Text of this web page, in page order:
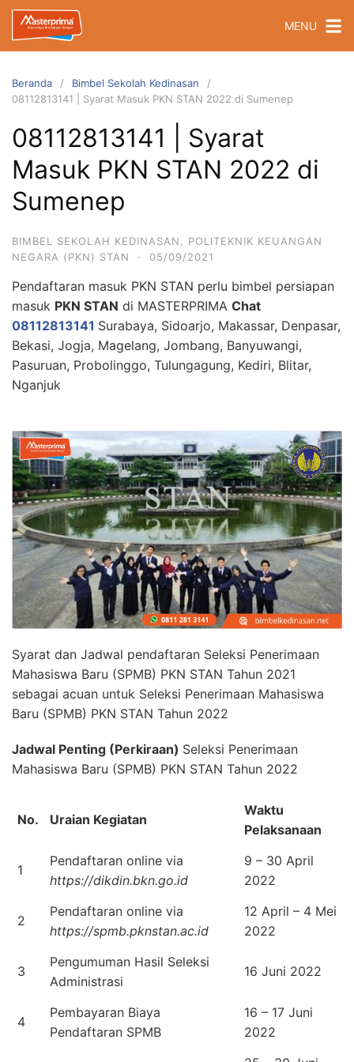
Langsung
konten
MENU
Beranda
Bimbel Sekolah Kedinasan
08112813141 | Syarat Masuk PKN STAN 2022 di Sumenep
08112813141 | Syarat
Masuk PKN STAN 2022 di
Sumenep
BIMBEL SEKOLAH KEDINASAN
POLITEKNIK KEUANGAN
NEGARA (PKN) STAN
· 05/09/2021
Pendaftaran masuk PKN STAN perlu bimbel persiapan
masuk PKN STAN di MASTERPRIMA Chat
08112813141 Surabaya, Sidoarjo, Makassar, Denpasar,
Bekasi, Jogja, Magelang, Jombang, Banyuwangi,
Pasuruan, Probolinggo, Tulungagung, Kediri, Blitar,
Nganjuk
Syarat dan Jadwal pendaftaran Seleksi Penerimaan
Mahasiswa Baru (SPMB) PKN STAN Tahun 2021
sebagai acuan untuk Seleksi Penerimaan Mahasiswa
Baru (SPMB) PKN STAN Tahun 2022
Jadwal Penting (Perkiraan) Seleksi Penerimaan
Mahasiswa Baru (SPMB) PKN STAN Tahun 2022
No. Uraian Kegiatan
Waktu
Pelaksanaan
1
Pendaftaran online via
https://dikdin.bkn.go.id
9 – 30 April
2022
2
Pendaftaran online via
https://spmb.pknstan.ac.id
12 April – 4 Mei
2022
3
Pengumuman Hasil Seleksi
Administrasi
16 Juni 2022
4
Pembayaran Biaya
Pendaftaran SPMB
16 – 17 Juni
2022